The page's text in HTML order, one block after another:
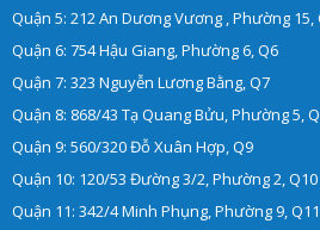
Quận 5: 212 An Dương Vương , Phường 15,
Quận 6: 754 Hậu Giang, Phường 6, Q6
Quận 7: 323 Nguyễn Lương Bằng, Q7
Quận 8: 868/43 Tạ Quang Bửu, Phường 5,
Quận 9: 560/320 Đỗ Xuân Hợp, Q9
Quận 10: 120/53 Đường 3/2, Phường 2, Q10
Quận 11: 342/4 Minh Phụng, Phường 9, Q11